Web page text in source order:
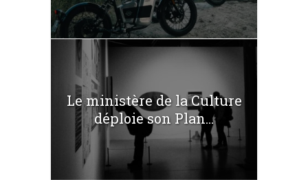
Le ministère de la Culture
déploie son Plan...